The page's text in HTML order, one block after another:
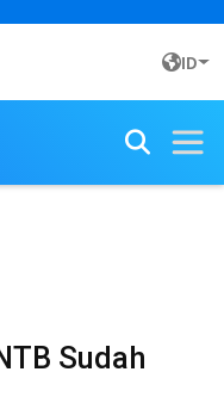
ID
Sudah